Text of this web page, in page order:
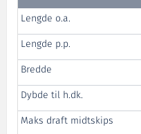
Lengde o.a.
Lengde p.p.
Bredde
Dybde til h.dk.
Maks draft midtskips